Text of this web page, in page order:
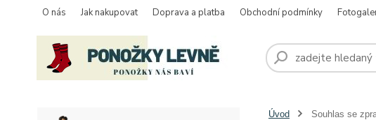
O nás Jak nakupovat Doprava a platba Obchodní podmínky
Úvod Souhlas se